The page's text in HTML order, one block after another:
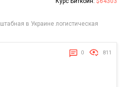
в Украине логистическая
0 811